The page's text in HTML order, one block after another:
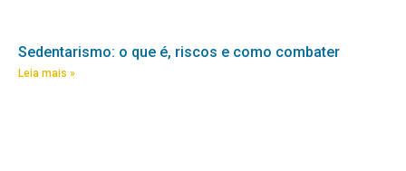
Sedentarismo: o que é, riscos e como combater
Leia mais »